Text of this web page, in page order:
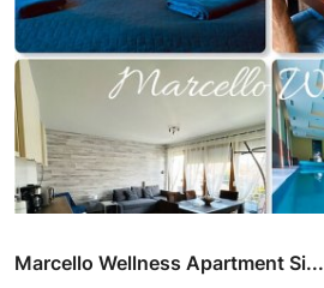
Marcello Wellness Apartment Si...